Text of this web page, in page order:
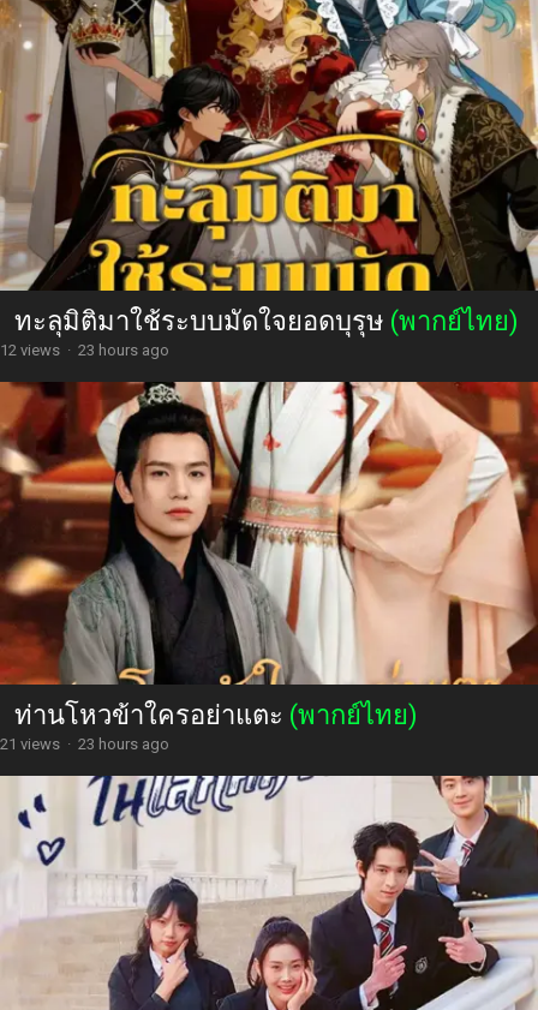
ทะลุมิติมาใช้ระบบมัดใจยอดบุรุษ (พากย์ไทย)
12 views · 23 hours ago
ท่านโหวข้าใครอย่าแตะ (พากย์ไทย)
21 views · 23 hours ago